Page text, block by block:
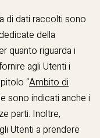
di dati raccolti sono
della
quanto riguarda i
agli Utenti i
“Ambito di
sono indicati anche i
parti. Inoltre,
Utenti a prendere